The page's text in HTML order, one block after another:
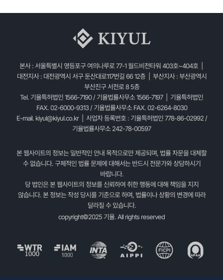
본사 : 서울특별시 영등포구 여의나루로 77-1 월드비전타워 403호~404호 |
대전지사 : 대전광역시 서구 둔산대로117번길 66 12층 | 부산지사 : 부산광역시
부산진구 서전로 8 5층
Tel. 기율특허법인 1566-7190 / 기율법률사무소 1566-7197 | 기율특허법인
FAX. 02-6000-9313 / 기율법률사무소 FAX. 02-6264-8030
E-mail. kiyul@kiyul.co.kr| 사업자 등록번호 : 기율특허법인 778-86-02992 /
기율법률사무소 242-78-00597
본 웹사이트의 정보는 일반적인 안내 목적으로만 제공되며, 법률 자문을 대체할
수 없습니다. 구체적인 법률 문제에 대해서는 반드시 전문가와 상담하시기
바랍니다.
당 법인은 본 웹사이트의 정보를 신뢰하여 취한 행동에 대해 책임을 지지
않습니다. 본 정보는 작성 당시를 기준으로 하며, 법률이나 상황의 변경에 따라
달라질 수 있습니다.
copyright©2025 기율. All rights reserved